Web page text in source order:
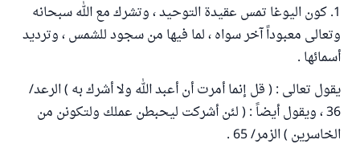
1. كون اليوغا تمس عقيدة التوحيد ، وتشرك مع الله سبحانه
وتعالى معبوداً آخر سواه ، لما فيها من سجود للشمس ، وترديد
أسمائها .
يقول تعالى : ( قل إنما أمرت أن أعبد الله ولا أشرك به ) الرعد/
36 ، ويقول أيضاً : ( لئن أشركت ليحبطن عملك ولتكونن من
الخاسرين ) الزمر/ 65 .